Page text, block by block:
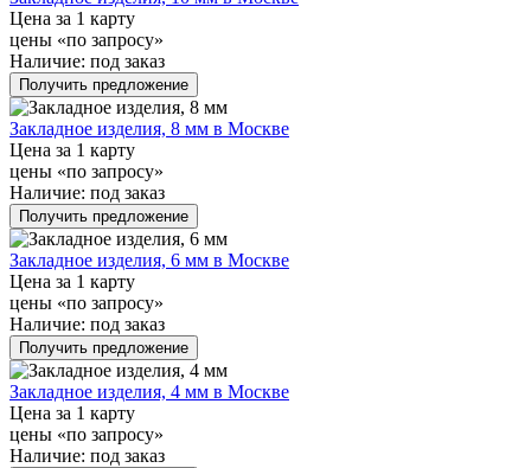
Цена за 1 карту
цены «по запросу»
Наличие: под заказ
Получить предложение
Закладное изделия, 8 мм в Москве
Цена за 1 карту
цены «по запросу»
Наличие: под заказ
Получить предложение
Закладное изделия, 6 мм в Москве
Цена за 1 карту
цены «по запросу»
Наличие: под заказ
Получить предложение
Закладное изделия, 4 мм в Москве
Цена за 1 карту
цены «по запросу»
Наличие: под заказ